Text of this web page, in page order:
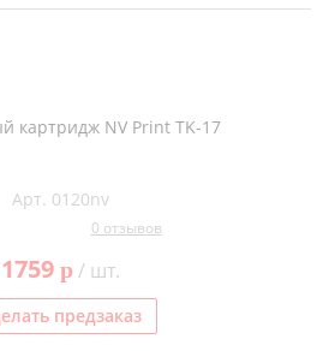
картридж NV Print TK-17
Арт. 0120nv
0 отзывов
1759 p/ шт.
предзаказ